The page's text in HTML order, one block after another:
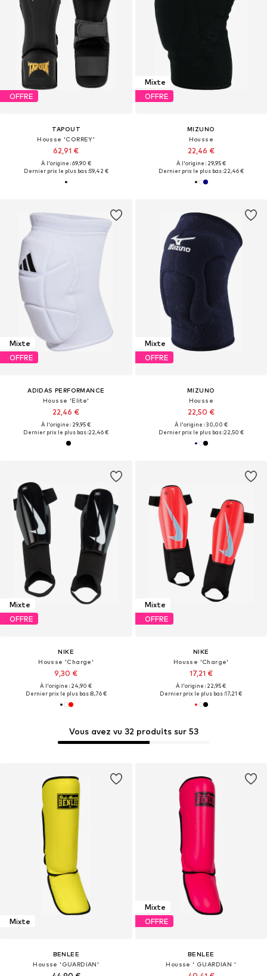
OFFRE
TAPOUT
Housse 'CORREY'
62,91 €
À l'origine : 69,90 €
Dernier prix le plus bas :59,42 €
Mixte
OFFRE
MIZUNO
Housse
22,46 €
À l'origine : 29,95 €
Dernier prix le plus bas :22,46 €
Mixte
OFFRE
ADIDAS PERFORMANCE
Housse 'Elite'
22,46 €
À l'origine : 29,95 €
Dernier prix le plus bas :22,46 €
Mixte
OFFRE
MIZUNO
Housse
22,50 €
À l'origine : 30,00 €
Dernier prix le plus bas :22,50 €
Mixte
OFFRE
NIKE
Housse 'Charge'
9,30 €
À l'origine : 24,90 €
Dernier prix le plus bas :8,76 €
Mixte
OFFRE
NIKE
Housse 'Charge'
17,21 €
À l'origine : 22,95 €
Dernier prix le plus bas :17,21 €
Vous avez vu 32 produits sur 53
Mixte
BENLEE
Housse 'GUARDIAN'
Mixte
OFFRE
BENLEE
Housse ' GUARDIAN '